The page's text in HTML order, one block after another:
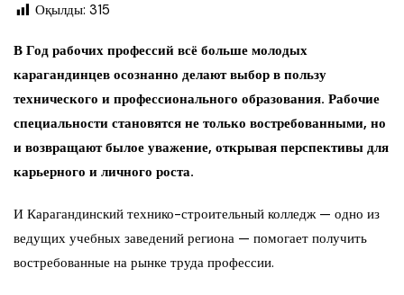
Оқылды: 315
В Год рабочих профессий всё больше молодых
карагандинцев осознанно делают выбор в пользу
технического и профессионального образования. Рабочие
специальности становятся не только востребованными, но
и возвращают былое уважение, открывая перспективы для
карьерного и личного роста.
И Карагандинский технико-строительный колледж — одно из
ведущих учебных заведений региона — помогает получить
востребованные на рынке труда профессии.